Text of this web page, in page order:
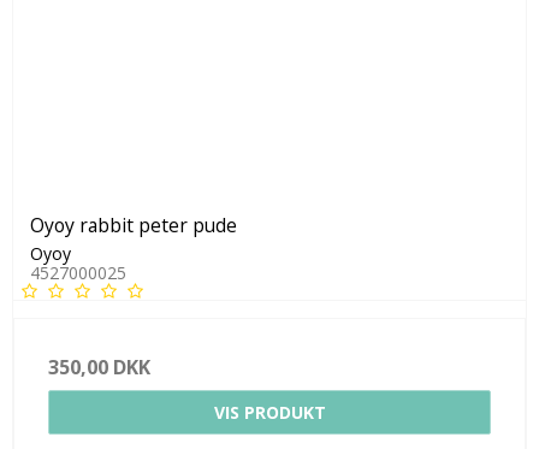
Oyoy rabbit peter pude
Oyoy
4527000025
350,00 DKK
VIS PRODUKT